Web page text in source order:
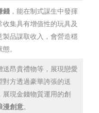
錢 ，能在制式謀生中發揮
集具有增值性的玩具及
品謀取收入，會營造穩
。
昂貴禮物等，展現戀愛
方透過豪華誇張的送
現金錢物質運用的創
漫創意。